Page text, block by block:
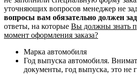
уточняющих вопросов менеджер не
вопросы вам обязательно должен
ответы, на которые Вы должны знать
момент оформления заказа?
Марка автомобиля
Год выпуска автомобиля.
документы, год выпуска, это не